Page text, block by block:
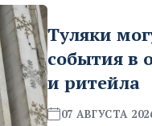
Туляки
события в
и ритейла
07 АВГУСТА